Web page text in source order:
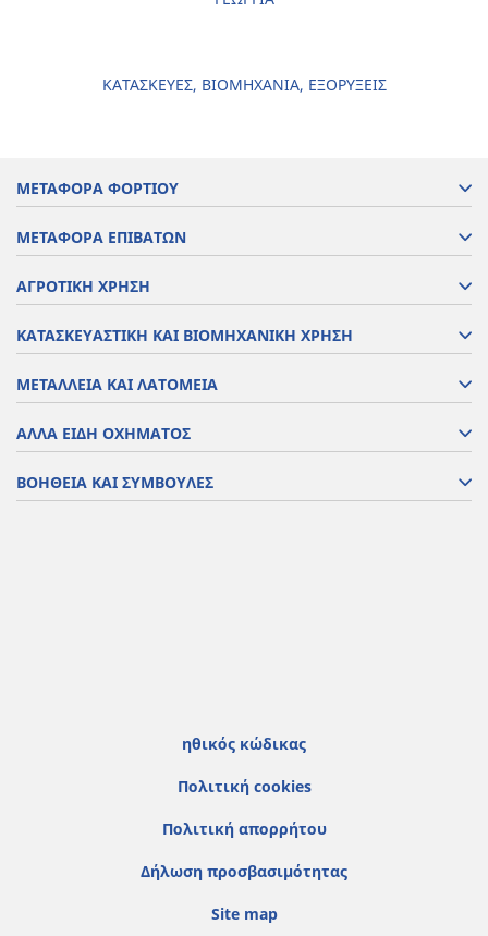
ΚΑΤΑΣΚΕΥΕΣ, ΒΙΟΜΗΧΑΝΙΑ, ΕΞΟΡΥΞΕΙΣ
ΜΕΤΑΦΟΡΑ ΦΟΡΤΙΟΥ
ΜΕΤΑΦΟΡΑ ΕΠΙΒΑΤΩΝ
ΑΓΡΟΤΙΚΗ ΧΡΗΣΗ
ΚΑΤΑΣΚΕΥΑΣΤΙΚΗ ΚΑΙ ΒΙΟΜΗΧΑΝΙΚΗ ΧΡΗΣΗ
ΜΕΤΑΛΛΕΙΑ ΚΑΙ ΛΑΤΟΜΕΙΑ
ΑΛΛΑ ΕΙΔΗ ΟΧΗΜΑΤΟΣ
ΒΟΗΘΕΙΑ ΚΑΙ ΣΥΜΒΟΥΛΕΣ
ηθικός κώδικας
Πολιτική cookies
Πολιτική απορρήτου
Δήλωση προσβασιμότητας
Site map